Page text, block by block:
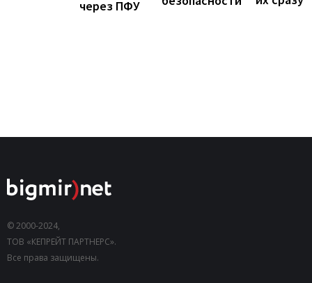
через ПФУ
© 2000-2024,
ТОВ «КЕПРЕЙТ ПАРТНЕРС».
Все права защищены.